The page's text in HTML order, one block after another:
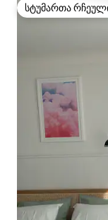
სტუმართა
სტუმართა